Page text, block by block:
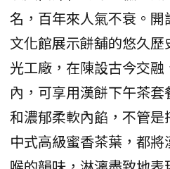
名，百年來人氣不衰。
文化館展示餅舖的悠久
光工廠，在陳設古今交
內，可享用漢餅下午茶
和濃郁柔軟內餡，不管
中式高級蜜香茶葉，都